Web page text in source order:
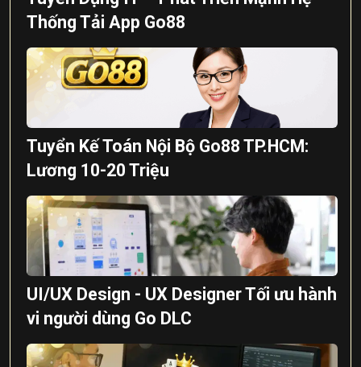
Thống Tải App Go88
Tuyển Kế Toán Nội Bộ Go88 TP.HCM:
Lương 10-20 Triệu
UI/UX Design - UX Designer Tối ưu hành
vi người dùng Go DLC